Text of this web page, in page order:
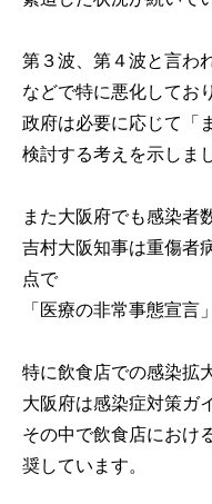
第３波、第４波と言わ
などで特に悪化してお
政府は必要に応じて「
検討する考えを示しま
また大阪府でも感染者
吉村大阪知事は重傷者
点で
「医療の非常事態宣言
特に飲食店での感染拡
大阪府は感染症対策ガ
その中で飲食店におけ
奨しています。